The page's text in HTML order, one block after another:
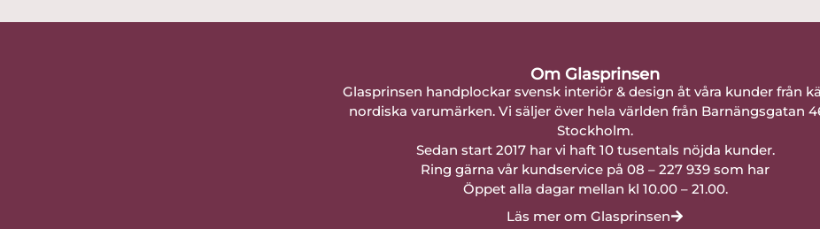
Om Glasprinsen
Glasprinsen handplockar svensk interiör & design åt våra kunder från
nordiska varumärken. Vi säljer över hela världen från Barnängsgatan
Stockholm.
Sedan start 2017 har vi haft 10 tusentals nöjda kunder.
Ring gärna vår kundservice på 08 – 227 939 som har
Öppet alla dagar mellan kl 10.00 – 21.00.
Läs mer om Glasprinsen